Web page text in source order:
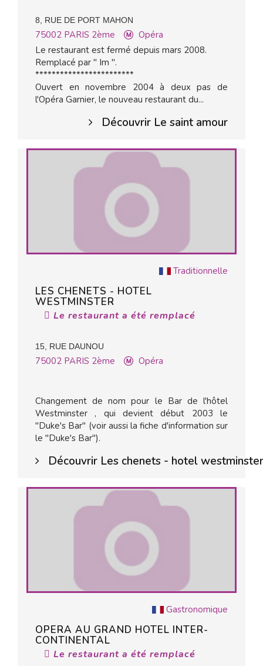
8, RUE DE PORT MAHON
75002 PARIS 2ème
Opéra
Le restaurant est fermé depuis mars 2008.
Remplacé par " Im ".
************************
Ouvert en novembre 2004 à deux pas de
l'Opéra Garnier, le nouveau restaurant du...
Découvrir Le saint amour
Traditionnelle
LES CHENETS - HOTEL
WESTMINSTER
Le restaurant a été remplacé
15, RUE DAUNOU
75002 PARIS 2ème Opéra
Changement de nom pour le Bar de l'hôtel
Westminster , qui devient début 2003 le
"Duke's Bar" (voir aussi la fiche d'information sur
le "Duke's Bar").
Découvrir Les chenets - hotel westminster
Gastronomique
OPERA AU GRAND HOTEL INTER-
CONTINENTAL
Le restaurant a été remplacé